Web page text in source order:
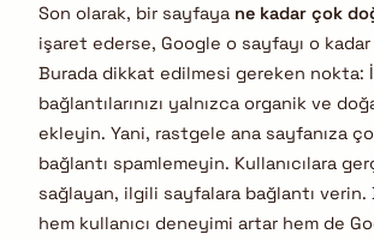
Son olarak, bir sayfaya ne kadar çok
işaret ederse, Google o sayfayı o
Burada dikkat edilmesi gereken nokta:
bağlantılarınızı yalnızca organik ve
ekleyin. Yani, rastgele ana sayfanıza
bağlantı spamlemeyin. Kullanıcılara
sağlayan, ilgili sayfalara bağlantı verin.
hem kullanıcı deneyimi artar hem de